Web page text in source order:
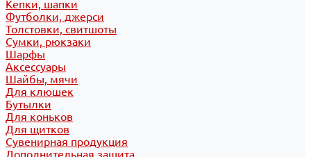
Кепки, шапки
Футболки, джерси
Толстовки, свитшоты
Сумки, рюкзаки
Шарфы
Аксессуары
Шайбы, мячи
Для клюшек
Бутылки
Для коньков
Для щитков
Сувенирная продукция
Дополнительная защита